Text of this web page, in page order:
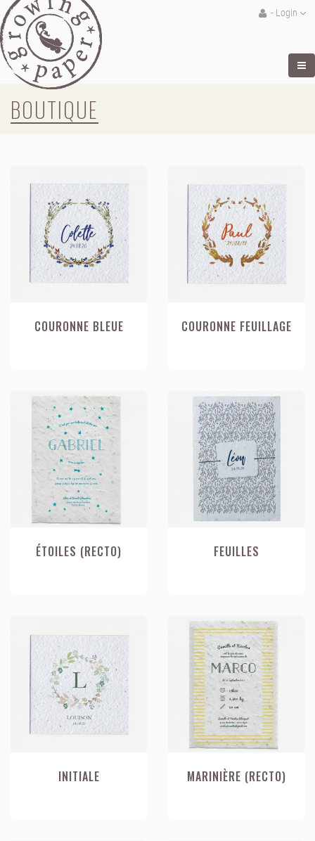
- Login
BOUTIQUE
COURONNE BLEUE COURONNE FEUILLAGE
ÉTOILES (RECTO) FEUILLES
INITIALE MARINIÈRE (RECTO)